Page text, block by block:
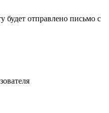
будет отправлено письмо с